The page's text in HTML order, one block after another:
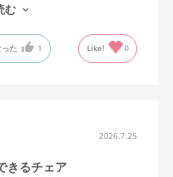
い椅子でした。
む
た 1 Like! 0
2026.7.25
きるチェア